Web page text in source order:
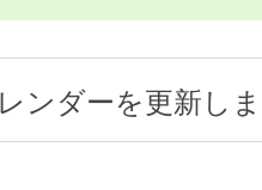
ンダーを更新し